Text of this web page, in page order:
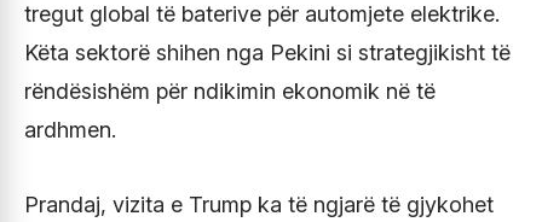
tregut global të baterive për automjete elektrike.
Këta sektorë shihen nga Pekini si strategjikisht të
rëndësishëm për ndikimin ekonomik në të
ardhmen.
Prandaj, vizita e Trump ka të ngjarë të gjykohet